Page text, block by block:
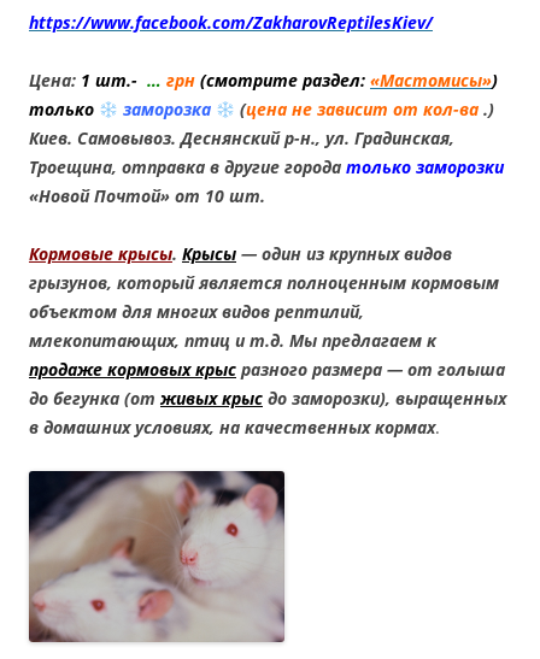
https://www.facebook.com/ZakharovReptilesKiev/
Цена: 1 шт.- … грн (смотрите раздел: «Мастомисы»)
только
заморозка (цена не зависит от кол-ва .)
Киев. Самовывоз. Деснянский р-н., ул. Градинская,
Троещина, отправка в другие города только заморозки
«Новой Почтой» от 10 шт.
Кормовые крысы. Крысы — один из крупных видов
грызунов, который является полноценным кормовым
объектом для многих видов рептилий,
млекопитающих, птиц и т.д. Мы предлагаем к
продаже кормовых крыс разного размера — от голыша
до бегунка (от живых крыс до заморозки), выращенных
в домашних условиях, на качественных кормах.